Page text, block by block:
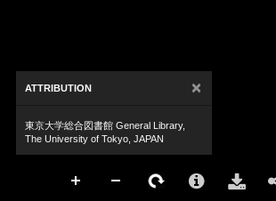
ATTRIBUTION ×
東京大学総合図書館 General Library,
The University of Tokyo, JAPAN